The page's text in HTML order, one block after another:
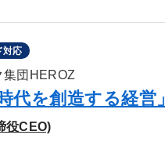
対応
集団HEROZ
代を創造する経営」
役CEO)